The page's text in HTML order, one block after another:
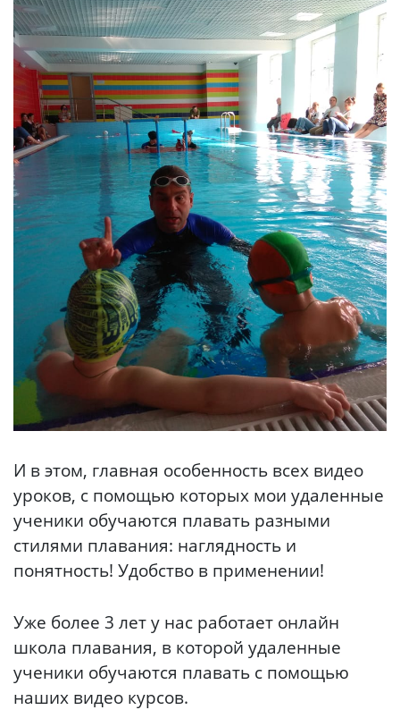
И в этом, главная особенность всех видео
уроков, с помощью которых мои удаленные
ученики обучаются плавать разными
стилями плавания: наглядность и
понятность! Удобство в применении!
Уже более 3 лет у нас работает онлайн
школа плавания, в которой удаленные
ученики обучаются плавать с помощью
наших видео курсов.